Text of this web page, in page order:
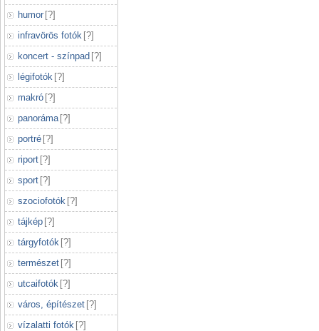
humor [?]
infravörös fotók [?]
koncert - színpad [?]
légifotók [?]
makró [?]
panoráma [?]
portré [?]
riport [?]
sport [?]
szociofotók [?]
tájkép [?]
tárgyfotók [?]
természet [?]
utcaifotók [?]
város, építészet [?]
vízalatti fotók [?]